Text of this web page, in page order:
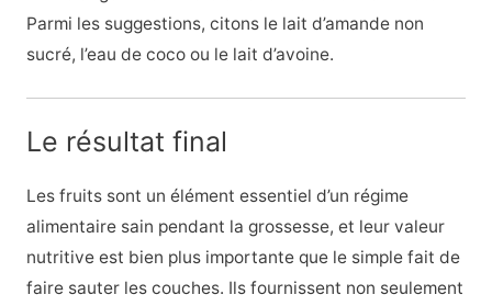
Parmi les suggestions, citons le lait d’amande non
sucré, l’eau de coco ou le lait d’avoine.
Le résultat final
Les fruits sont un élément essentiel d’un régime
alimentaire sain pendant la grossesse, et leur valeur
nutritive est bien plus importante que le simple fait de
faire sauter les couches. Ils fournissent non seulement